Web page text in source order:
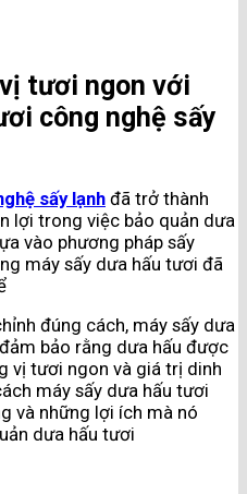
tươi ngon với
công nghệ sấy
sấy lạnh đã trở thành
lợi trong việc bảo quản dưa
vào phương pháp sấy
máy sấy dưa hấu tươi đã
đúng cách, máy sấy dưa
bảo rằng dưa hấu được
vị tươi ngon và giá trị dinh
máy sấy dưa hấu tươi
và những lợi ích mà nó
dưa hấu tươi